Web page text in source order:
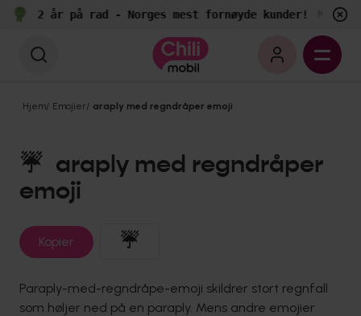
2 år på rad - Norges mest fornøyde kunder! Målt av
Hjem/ Emojier/ araply med regndråper emoji
☔ araply med regndråper
emoji
Kopier ☔
Paraply-med-regndråpe-emoji skildrer stort regnfall
som høljer ned på en paraply. Mens andre emojier